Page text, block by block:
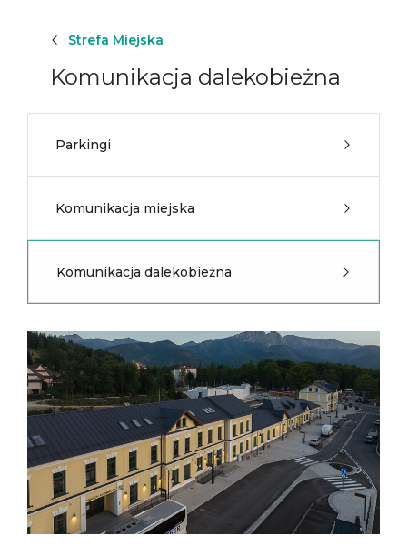
Strefa Miejska
Komunikacja dalekobieżna
Parkingi
Komunikacja miejska
Komunikacja dalekobieżna